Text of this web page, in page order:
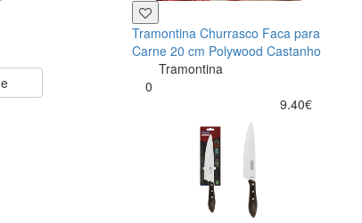
Tramontina Churrasco Faca para
Carne 20 cm Polywood Castanho
Tramontina
0
9.40€